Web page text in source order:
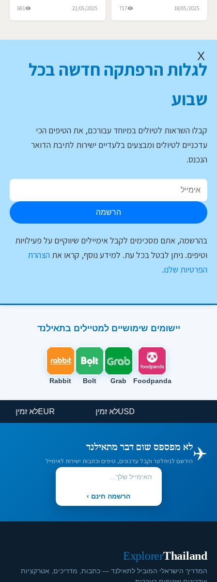
18/05/2025
717
21/05/2025
691
X
לגלות הרפתקה חדשה בכל
שבוע
קבלו השראות לטיולים במיוחד עבורכם, את הטיפים הכי
עדכניים לטיולים ומבצעים בלעדיים ישירות לתיבת הדואר
הנכנס.
הרשמה
בהרשמה, אתם מסכימים לקבל אימיילים שיווקיים על פעילויות
וטיפים. ניתן לבטל בכל עת. למידע נוסף, קראו את הצהרת
הפרטיות שלנו.
יישומים שימושיים למטיילים בתאילנד
Foodpanda
Grab
Bolt
Rabbit
USDלא זמין EURלא זמין
✈️לא מפספס שום דבר מתאילנד
הירשם לניוזלטר וקבל עדכונים, טיפים וכתבות ישירות לאימייל
הרשמה חינם ›
Thailand
Explorer
המדריך הישראלי המוביל לתאילנד — כתבות, מדריכים, אטרקציות